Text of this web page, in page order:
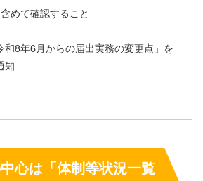
めて確認すること
和8年6月からの届出実務の変更点」を
知
心は「体制等状況一覧